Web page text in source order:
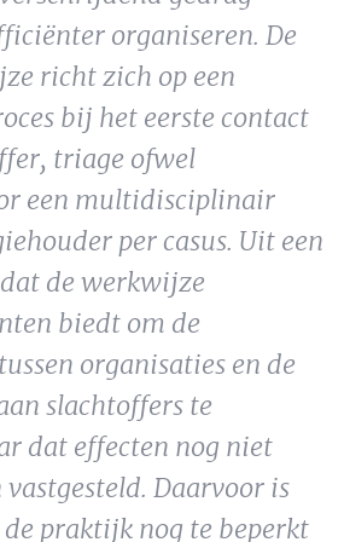
organiseren. De
richt zich op een
bij het eerste contact
triage ofwel
een multidisciplinair
per casus. Uit een
de werkwijze
biedt om de
organisaties en de
slachtoffers te
dat effecten nog niet
Daarvoor is
praktijk nog te beperkt